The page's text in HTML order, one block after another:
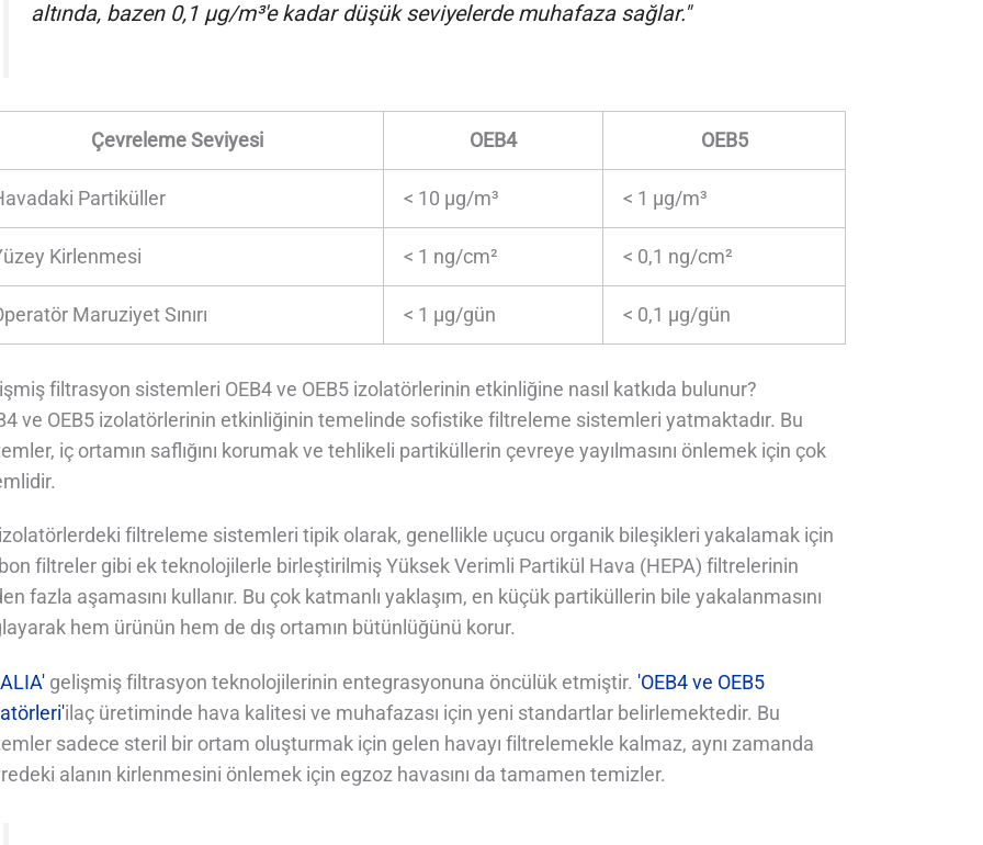
altında, bazen 0,1 μg/m³'e kadar düşük seviyelerde muhafaza sağlar."
Çevreleme Seviyesi OEB4 OEB5
Partiküller < 10 μg/m³ < 1 μg/m³
Kirlenmesi < 1 ng/cm² < 0,1 ng/cm²
Maruziyet Sınırı < 1 μg/gün < 0,1 μg/gün
filtrasyon sistemleri OEB4 ve OEB5 izolatörlerinin etkinliğine nasıl katkıda bulunur?
ve OEB5 izolatörlerinin etkinliğinin temelinde sofistike filtreleme sistemleri yatmaktadır. Bu
iç ortamın saflığını korumak ve tehlikeli partiküllerin çevreye yayılmasını önlemek için çok
filtreleme sistemleri tipik olarak, genellikle uçucu organik bileşikleri yakalamak için
filtreler gibi ek teknolojilerle birleştirilmiş Yüksek Verimli Partikül Hava (HEPA) filtrelerinin
fazla aşamasını kullanır. Bu çok katmanlı yaklaşım, en küçük partiküllerin bile yakalanmasını
hem ürünün hem de dış ortamın bütünlüğünü korur.
gelişmiş filtrasyon teknolojilerinin entegrasyonuna öncülük etmiştir. 'OEB4 ve OEB5
ilaç üretiminde hava kalitesi ve muhafazası için yeni standartlar belirlemektedir. Bu
sadece steril bir ortam oluşturmak için gelen havayı filtrelemekle kalmaz, aynı zamanda
alanın kirlenmesini önlemek için egzoz havasını da tamamen temizler.